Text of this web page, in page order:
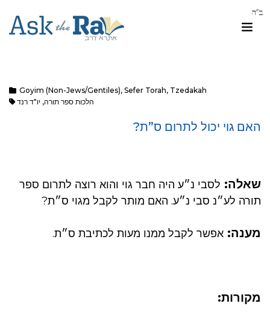
Goyim (Non-Jews/Gentiles), Sefer Torah, Tzedakah
הלכות ספר תורה, יו"ד רנד
האם גוי יכול לתרום ס”ת?
שאלה: לסבי נ״ע היה חבר גוי והוא רוצה לתרום ספר
תורה לע״נ סבי נ״ע. האם מותר לקבל מגוי ס״ת?
מענה: אפשר לקבל ממנו מעות לכתיבת ס״ת.
מקורות: